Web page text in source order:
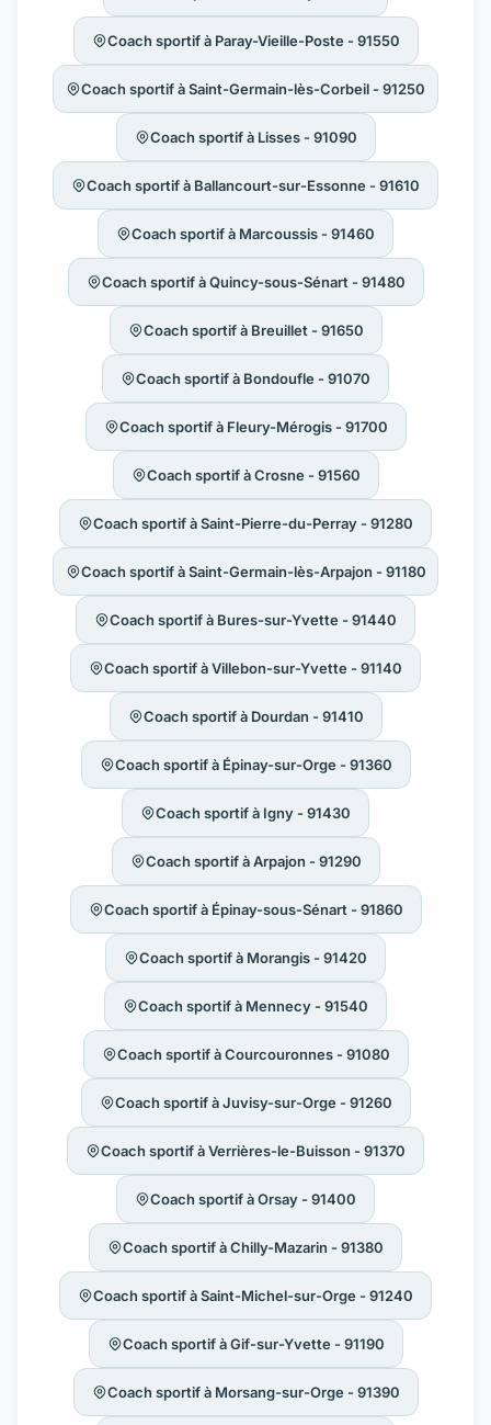
Coach sportif à Paray-Vieille-Poste - 91550
Coach sportif à Saint-Germain-lès-Corbeil - 91250
Coach sportif à Lisses - 91090
Coach sportif à Ballancourt-sur-Essonne - 91610
Coach sportif à Marcoussis - 91460
Coach sportif à Quincy-sous-Sénart - 91480
Coach sportif à Breuillet - 91650
Coach sportif à Bondoufle - 91070
Coach sportif à Fleury-Mérogis - 91700
Coach sportif à Crosne - 91560
Coach sportif à Saint-Pierre-du-Perray - 91280
Coach sportif à Saint-Germain-lès-Arpajon - 91180
Coach sportif à Bures-sur-Yvette - 91440
Coach sportif à Villebon-sur-Yvette - 91140
Coach sportif à Dourdan - 91410
Coach sportif à Épinay-sur-Orge - 91360
Coach sportif à Igny - 91430
Coach sportif à Arpajon - 91290
Coach sportif à Épinay-sous-Sénart - 91860
Coach sportif à Morangis - 91420
Coach sportif à Mennecy - 91540
Coach sportif à Courcouronnes - 91080
Coach sportif à Juvisy-sur-Orge - 91260
Coach sportif à Verrières-le-Buisson - 91370
Coach sportif à Orsay - 91400
Coach sportif à Chilly-Mazarin - 91380
Coach sportif à Saint-Michel-sur-Orge - 91240
Coach sportif à Gif-sur-Yvette - 91190
Coach sportif à Morsang-sur-Orge - 91390